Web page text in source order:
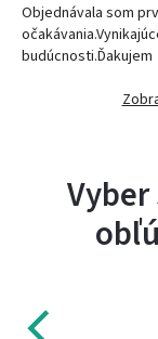
Objednávala som
budúcnosti.Ďakujem